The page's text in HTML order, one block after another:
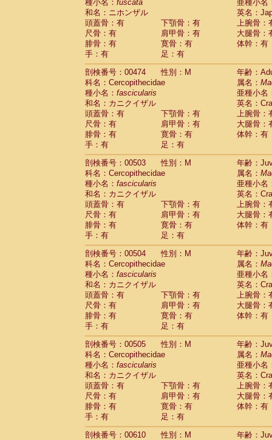
種小名： fuscata
亜種小名
和名：ニホンザル
英名：
頭蓋骨：有
下顎骨：有
上腕骨：
尺骨：有
肩甲骨：有
大腿骨：
腓骨：有
寛骨：有
体幹：有
手：有
足：有
剖検番号：00474
性別：M
年齢：
科名：Cercopithecidae
属名：
種小名： fascicularis
亜種小名
和名：カニクイザル
英名：
頭蓋骨：有
下顎骨：有
上腕骨：
尺骨：有
肩甲骨：有
大腿骨：
腓骨：有
寛骨：有
体幹：有
手：有
足：有
剖検番号：00503
性別：M
年齢：
科名：Cercopithecidae
属名：
種小名： fascicularis
亜種小名
和名：カニクイザル
英名：
頭蓋骨：有
下顎骨：有
上腕骨：
尺骨：有
肩甲骨：有
大腿骨：
腓骨：有
寛骨：有
体幹：有
手：有
足：有
剖検番号：00504
性別：M
年齢：
科名：Cercopithecidae
属名：
種小名： fascicularis
亜種小名
和名：カニクイザル
英名：
頭蓋骨：有
下顎骨：有
上腕骨：
尺骨：有
肩甲骨：有
大腿骨：
腓骨：有
寛骨：有
体幹：有
手：有
足：有
剖検番号：00505
性別：M
年齢：
科名：Cercopithecidae
属名：
種小名： fascicularis
亜種小名
和名：カニクイザル
英名：
頭蓋骨：有
下顎骨：有
上腕骨：
尺骨：有
肩甲骨：有
大腿骨：
腓骨：有
寛骨：有
体幹：有
手：有
足：有
剖検番号：00610
性別：M
年齢：